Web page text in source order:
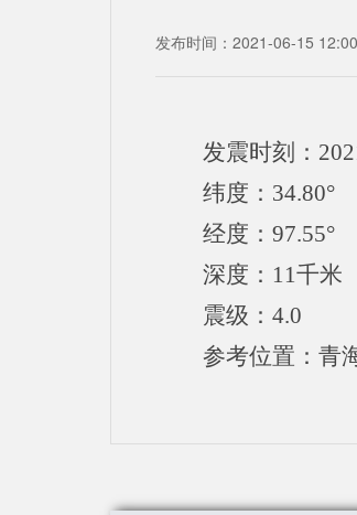
发布时间：2021-06-15
发震时刻：
纬度：34.80°
经度：97.55°
深度：11千米
震级：4.0
参考位置：青